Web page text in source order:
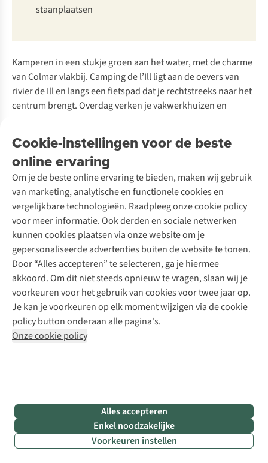
staanplaatsen
Kamperen in een stukje groen aan het water, met de charme
van Colmar vlakbij. Camping de l’Ill ligt aan de oevers van
rivier de Ill en langs een fietspad dat je rechtstreeks naar het
centrum brengt. Overdag verken je vakwerkhuizen en
wijnroutes, ’s avonds plons je in het zwembad, speelt je
kroost in de speeltuin of geniet je van de rust op de camping.
Dit is de Elzas op z’n best.
Ontdek Camping de l’Ill
Camping La Forêts (Lourdes)
•
Waar?
de
Grot van
Massabielle
Cookie-instellingen voor de beste
online ervaring
Om je de beste online ervaring te bieden, maken wij gebruik
van marketing, analytische en functionele cookies en
vergelijkbare technologieën. Raadpleeg onze cookie policy
voor meer informatie. Ook derden en sociale netwerken
kunnen cookies plaatsen via onze website om je
gepersonaliseerde advertenties buiten de website te tonen.
Door “Alles accepteren” te selecteren, ga je hiermee
akkoord. Om dit niet steeds opnieuw te vragen, slaan wij je
voorkeuren voor het gebruik van cookies voor twee jaar op.
Je kan je voorkeuren op elk moment wijzigen via de cookie
policy button onderaan alle pagina's.
Onze cookie policy
Alles accepteren
Enkel noodzakelijke
Voorkeuren instellen